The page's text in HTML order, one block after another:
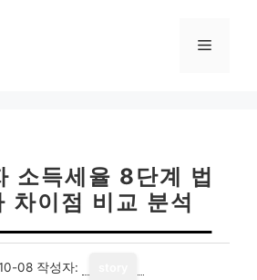
메
소득세율 8단계 법
차이점 비교 분석
08 작성자: